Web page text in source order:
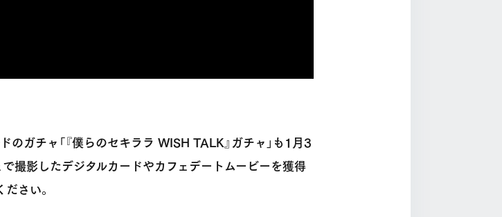
のガチャ「『僕らのセキララ WISH TALK』ガチャ」も1月3
で撮影したデジタルカードやカフェデートムービーを獲得
さい。